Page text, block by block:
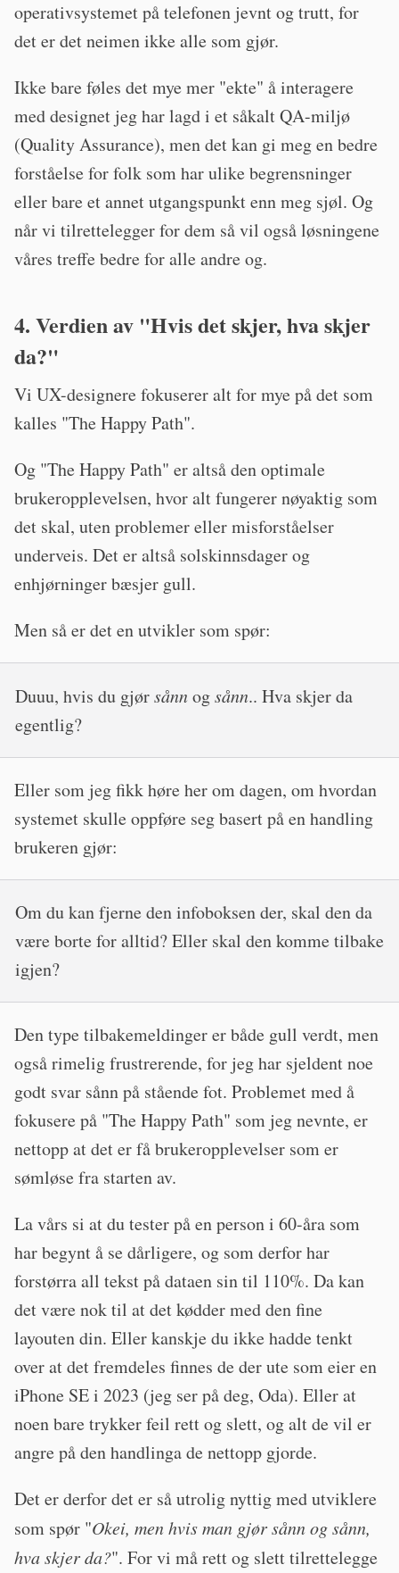
operativsystemet på telefonen jevnt og trutt, for
det er det neimen ikke alle som gjør.
Ikke bare føles det mye mer "ekte" å interagere
med designet jeg har lagd i et såkalt QA-miljø
(Quality Assurance), men det kan gi meg en bedre
forståelse for folk som har ulike begrensninger
eller bare et annet utgangspunkt enn meg sjøl. Og
når vi tilrettelegger for dem så vil også løsningene
våres treffe bedre for alle andre og.
4. Verdien av "Hvis det skjer, hva skjer
da?"
Vi UX-designere fokuserer alt for mye på det som
kalles "The Happy Path".
Og "The Happy Path" er altså den optimale
brukeropplevelsen, hvor alt fungerer nøyaktig som
det skal, uten problemer eller misforståelser
underveis. Det er altså solskinnsdager og
enhjørninger bæsjer gull.
Men så er det en utvikler som spør:
Duuu, hvis du gjørsånnogsånn.. Hva skjer da
egentlig?
Eller som jeg fikk høre her om dagen, om hvordan
systemet skulle oppføre seg basert på en handling
brukeren gjør:
Om du kan fjerne den infoboksen der, skal den da
være borte for alltid? Eller skal den komme tilbake
igjen?
Den type tilbakemeldinger er både gull verdt, men
også rimelig frustrerende, for jeg har sjeldent noe
godt svar sånn på stående fot. Problemet med å
fokusere på "The Happy Path" som jeg nevnte, er
nettopp at det er få brukeropplevelser som er
sømløse fra starten av.
La vårs si at du tester på en person i 60-åra som
har begynt å se dårligere, og som derfor har
forstørra all tekst på dataen sin til 110%. Da kan
det være nok til at det kødder med den fine
layouten din. Eller kanskje du ikke hadde tenkt
over at det fremdeles finnes de der ute som eier en
iPhone SE i 2023 (jeg ser på deg, Oda). Eller at
noen bare trykker feil rett og slett, og alt de vil er
angre på den handlinga de nettopp gjorde.
Det er derfor det er så utrolig nyttig med utviklere
som spør "Okei, men hvis man gjør sånn og sånn,
hva skjer da?". For vi må rett og slett tilrettelegge